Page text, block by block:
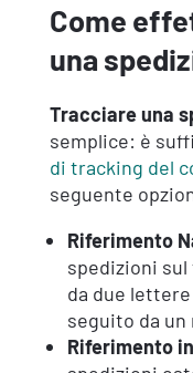
Come
una
Tracciare una
semplice: è
di tracking del
seguente
Riferimento
spedizioni
da due
seguito da un
Riferimento